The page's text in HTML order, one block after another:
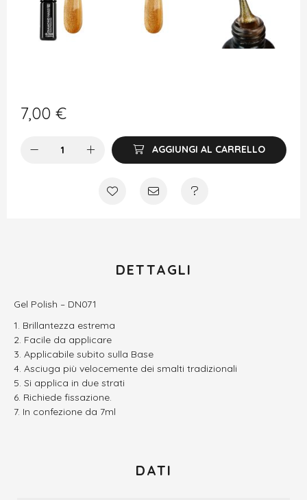
7,00 €
AGGIUNGI AL CARRELLO
DETTAGLI
Gel Polish – DN071
Brillantezza estrema
Facile da applicare
Applicabile subito sulla Base
Asciuga più velocemente dei smalti tradizionali
Si applica in due strati
Richiede fissazione.
In confezione da 7ml
DATI